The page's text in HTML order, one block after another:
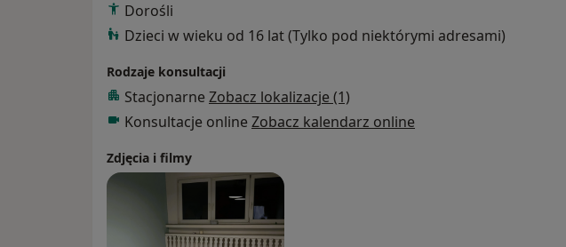
Dorośli
Dzieci w wieku od 16 lat (Tylko pod niektórymi adresami)
Rodzaje konsultacji
Stacjonarne Zobacz lokalizacje (1)
Konsultacje online Zobacz kalendarz online
Zdjęcia i filmy